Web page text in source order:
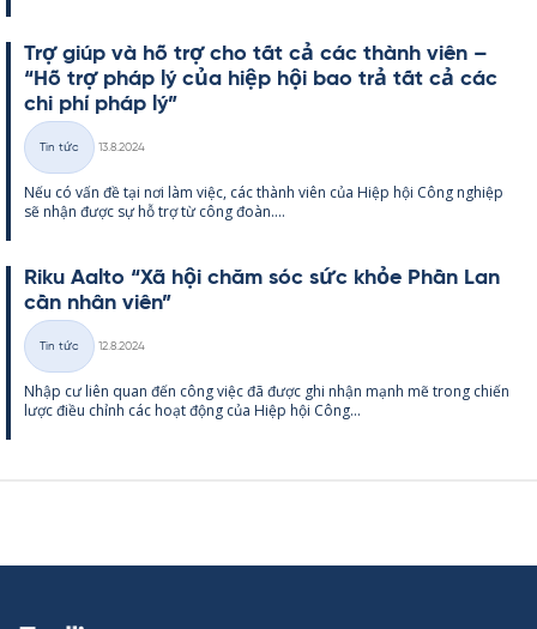
Trợ giúp và hỗ trợ cho tất cả các thành viên –
“Hỗ trợ pháp lý của hiệp hội bao trả tất cả các
chi phí pháp lý”
Thể
loại
Tin tức
13.8.2024
Nếu có vấn đề tại nơi làm việc, các thành viên của Hiệp hội Công ng­hiệp
sẽ nhận được sự hỗ trợ từ công đoàn....
Riku Aalto “Xã hội chăm sóc sức khỏe Phần Lan
cần nhân viên”
Thể
loại
Tin tức
12.8.2024
Nhập cư liên quan đến công việc đã được ghi nhận mạnh mẽ trong chiến
lược điều chỉnh các hoạt động của Hiệp hội Công...